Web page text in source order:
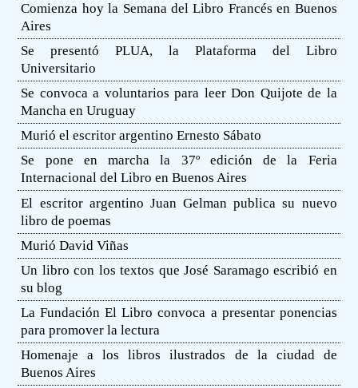
Comienza hoy la Semana del Libro Francés en Buenos
Aires
Se presentó PLUA, la Plataforma del Libro
Universitario
Se convoca a voluntarios para leer Don Quijote de la
Mancha en Uruguay
Murió el escritor argentino Ernesto Sábato
Se pone en marcha la 37º edición de la Feria
Internacional del Libro en Buenos Aires
El escritor argentino Juan Gelman publica su nuevo
libro de poemas
Murió David Viñas
Un libro con los textos que José Saramago escribió en
su blog
La Fundación El Libro convoca a presentar ponencias
para promover la lectura
Homenaje a los libros ilustrados de la ciudad de
Buenos Aires